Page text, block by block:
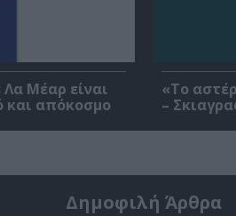
Μέαρ είναι
και απόκοσμο
«Το
–
Δημοφιλή Άρθρα